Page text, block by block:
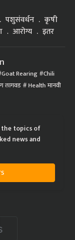
पशुसंवर्धन
कृषी
आरोग्य इतर
Goat Rearing Chili
लागवड Health मानवी
the topics of
news and